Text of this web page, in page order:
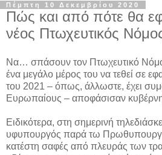
Πέμπτη 10 Δεκεμβρίου 2020
Πώς και από πότε θα
νέος Πτωχευτικός
Να… σπάσουν τον Πτωχευτικό
ένα μεγάλο μέρος του να τεθεί σε
του 2021 – όπως, άλλωστε, έχει
Ευρωπαίους – αποφάσισαν
Ειδικότερα, στη σημερινή
υφυπουργός παρά τω
κατέστη σαφές από πλευράς των